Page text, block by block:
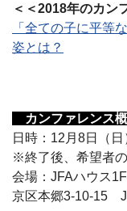
＜＜2018年のカン
「全ての子に平等
姿とは？
カンファレンス
日時：12月8日（
※終了後、希望者
会場：JFAハウス
京区本郷3-10-15